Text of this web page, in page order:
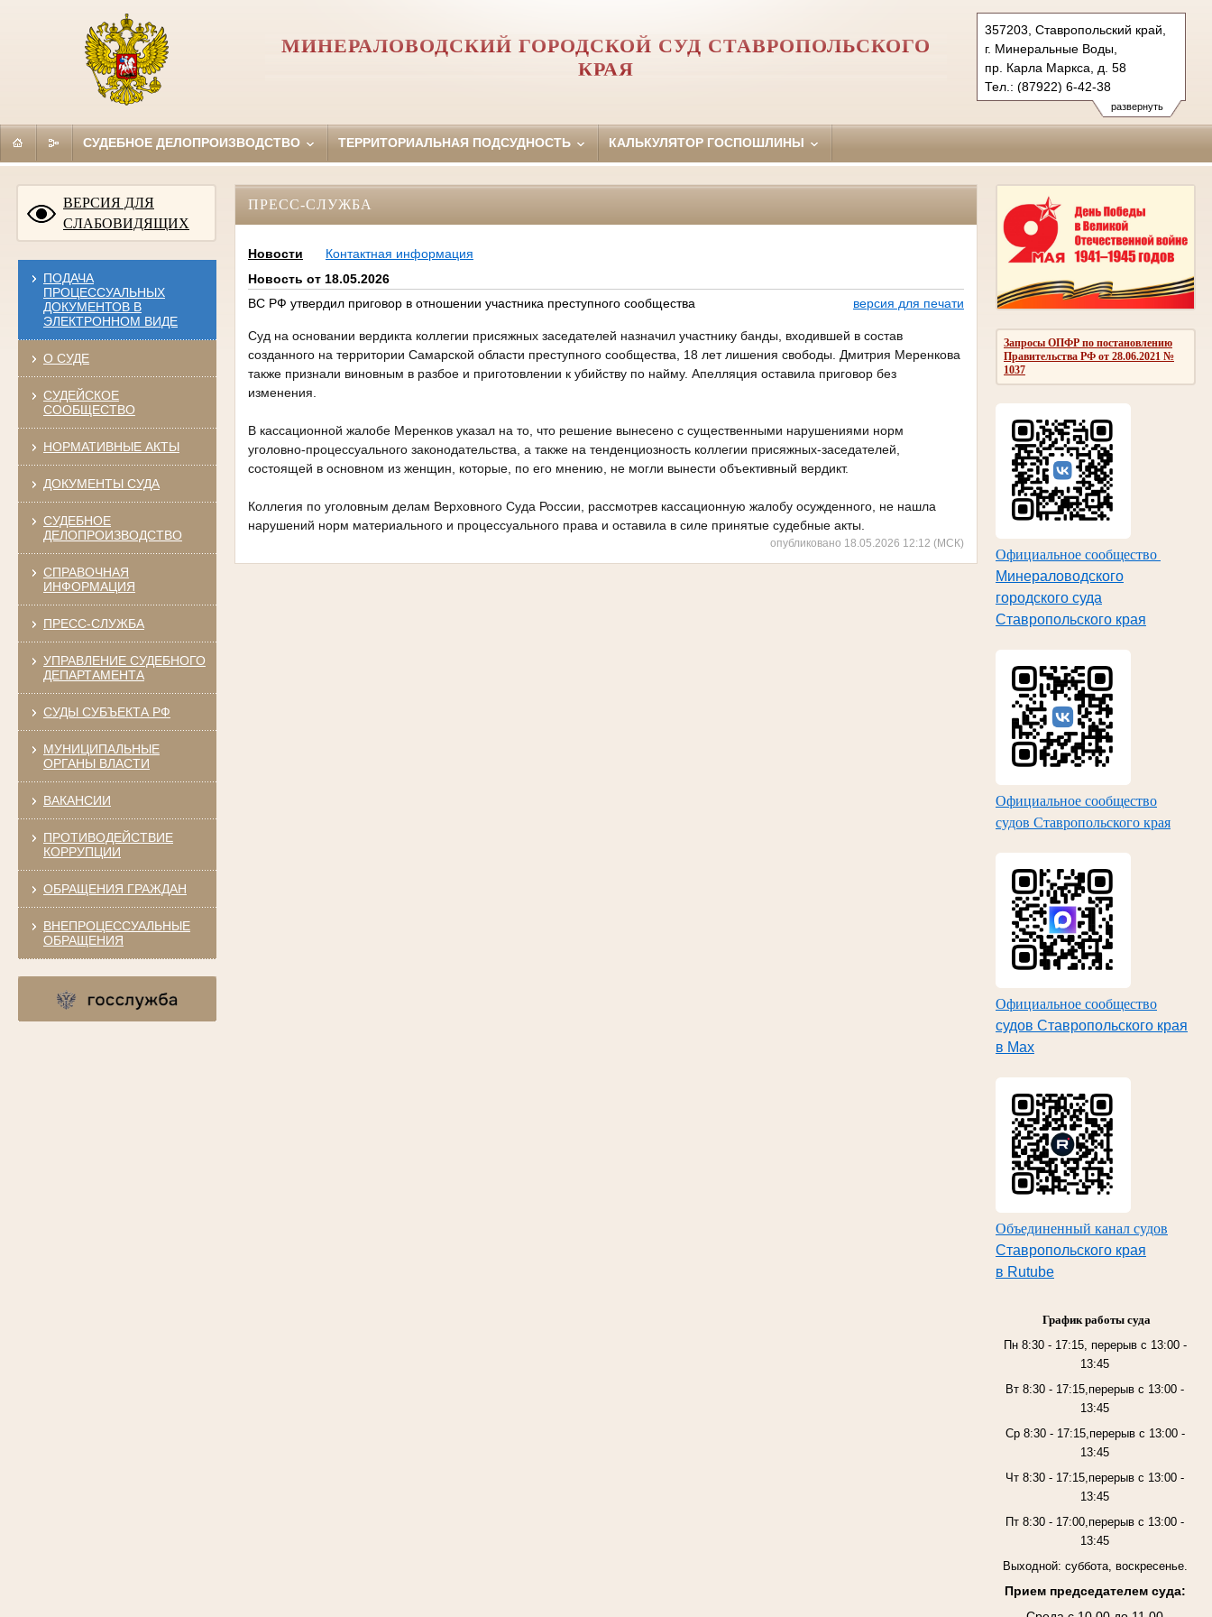
развернуть
357203, Ставропольский край,
г. Минеральные Воды,
пр. Карла Маркса, д. 58
Тел.: (87922) 6-42-38
6-43-89 (ф.)
mineralovodsky.stv@sudrf.ru
МИНЕРАЛОВОДСКИЙ ГОРОДСКОЙ СУД СТАВРОПОЛЬСКОГО
КРАЯ
СУДЕБНОЕ ДЕЛОПРОИЗВОДСТВО ТЕРРИТОРИАЛЬНАЯ ПОДСУДНОСТЬ КАЛЬКУЛЯТОР ГОСПОШЛИНЫ
ВЕРСИЯ ДЛЯ
СЛАБОВИДЯЩИХ
ПОДАЧА
ПРОЦЕССУАЛЬНЫХ
ДОКУМЕНТОВ В
ЭЛЕКТРОННОМ ВИДЕ
О СУДЕ
СУДЕЙСКОЕ
СООБЩЕСТВО
НОРМАТИВНЫЕ АКТЫ
ДОКУМЕНТЫ СУДА
СУДЕБНОЕ
ДЕЛОПРОИЗВОДСТВО
СПРАВОЧНАЯ
ИНФОРМАЦИЯ
ПРЕСС-СЛУЖБА
УПРАВЛЕНИЕ СУДЕБНОГО
ДЕПАРТАМЕНТА
СУДЫ СУБЪЕКТА РФ
МУНИЦИПАЛЬНЫЕ
ОРГАНЫ ВЛАСТИ
ВАКАНСИИ
ПРОТИВОДЕЙСТВИЕ
КОРРУПЦИИ
ОБРАЩЕНИЯ ГРАЖДАН
ВНЕПРОЦЕССУАЛЬНЫЕ
ОБРАЩЕНИЯ
Запросы ОПФР по постановлению
Правительства РФ от 28.06.2021 №
1037
Официальное сообщество
Минераловодского
городского суда
Ставропольского края
Официальное сообщество
судов Ставропольского края
Официальное сообщество
судов Ставропольского края
в Max
Объединенный канал судов
Ставропольского края
в Rutube
График работы суда
Пн 8:30 - 17:15, перерыв с 13:00 -
13:45
Вт 8:30 - 17:15,перерыв с 13:00 -
13:45
Ср 8:30 - 17:15,перерыв с 13:00 -
13:45
Чт 8:30 - 17:15,перерыв с 13:00 -
13:45
Пт 8:30 - 17:00,перерыв с 13:00 -
13:45
Выходной: суббота, воскресенье.
Прием председателем суда:
ПРЕСС-СЛУЖБА
Новости
Контактная информация
Новость от 18.05.2026
ВС РФ утвердил приговор в отношении участника преступного сообщества
версия для печати
Суд на основании вердикта коллегии присяжных заседателей назначил участнику банды, входившей в состав
созданного на территории Самарской области преступного сообщества, 18 лет лишения свободы. Дмитрия Меренкова
также признали виновным в разбое и приготовлении к убийству по найму. Апелляция оставила приговор без
изменения.
В кассационной жалобе Меренков указал на то, что решение вынесено с существенными нарушениями норм
уголовно-процессуального законодательства, а также на тенденциозность коллегии присяжных-заседателей,
состоящей в основном из женщин, которые, по его мнению, не могли вынести объективный вердикт.
Коллегия по уголовным делам Верховного Суда России, рассмотрев кассационную жалобу осужденного, не нашла
нарушений норм материального и процессуального права и оставила в силе принятые судебные акты.
опубликовано 18.05.2026 12:12 (МСК)